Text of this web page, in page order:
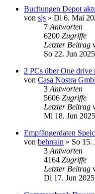
Buchungen Depot
von sjs » Di 6. Mai
7 Antworten
6200 Zugriffe
Letzter Beitrag
So 22. Jun
2 PCs über One drive
von Casa Nostra
3 Antworten
5606 Zugriffe
Letzter Beitrag
Mi 18. Jun
Empfängerdaten
von behrrain » So 15.
3 Antworten
4164 Zugriffe
Letzter Beitrag
Di 17. Jun